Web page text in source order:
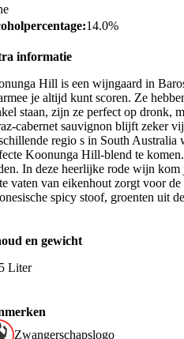
14.0%
informatie
Hill is een wijngaard in
je altijd kunt scoren. Ze
staan, zijn ze perfect op dronk,
cabernet sauvignon blijft zeker
regio s in South
Koonunga Hill-blend te
In deze heerlijke rode wijn
vaten van eikenhout zorgt voor
spicy stoof, groenten uit
en gewicht
Liter
Zwangerschapslogo